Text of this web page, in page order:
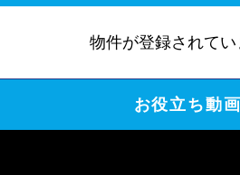
物件が登録されてい
お役立ち動画